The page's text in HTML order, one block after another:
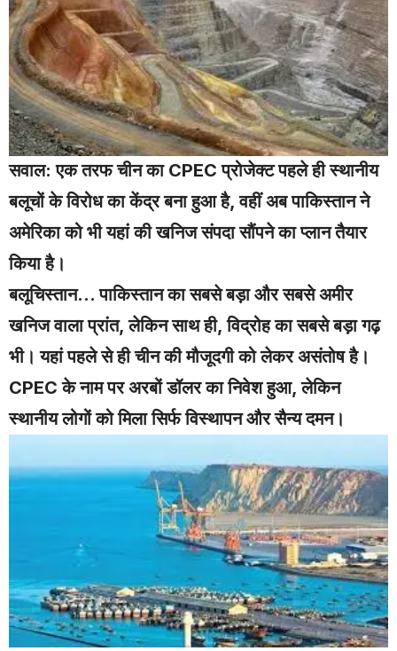
सवाल: एक तरफ चीन का CPEC प्रोजेक्ट पहले ही स्थानीय
बलूचों के विरोध का केंद्र बना हुआ है, वहीं अब पाकिस्तान ने
अमेरिका को भी यहां की खनिज संपदा सौंपने का प्लान तैयार
किया है।
बलूचिस्तान… पाकिस्तान का सबसे बड़ा और सबसे अमीर
खनिज वाला प्रांत, लेकिन साथ ही, विद्रोह का सबसे बड़ा गढ़
भी। यहां पहले से ही चीन की मौजूदगी को लेकर असंतोष है।
CPEC के नाम पर अरबों डॉलर का निवेश हुआ, लेकिन
स्थानीय लोगों को मिला सिर्फ विस्थापन और सैन्य दमन।